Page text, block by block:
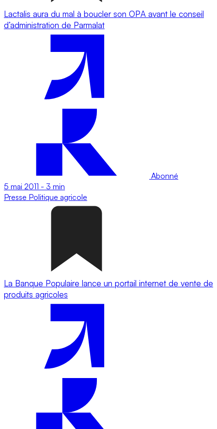
Lactalis aura du mal à boucler son OPA avant le conseil
d’administration de Parmalat
Abonné
5 mai 2011 - 3 min
Presse Politique agricole
La Banque Populaire lance un portail internet de vente de
produits agricoles